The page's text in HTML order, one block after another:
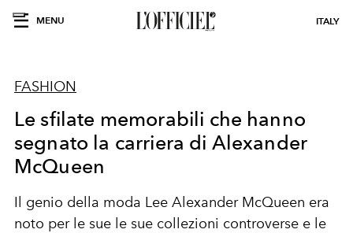
MENU ITALY
FASHION
Le sfilate memorabili che hanno
segnato la carriera di Alexander
McQueen
Il genio della moda Lee Alexander McQueen era
noto per le sue le sue collezioni controverse e le